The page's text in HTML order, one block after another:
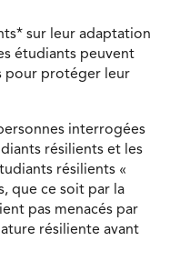
sur leur adaptation
étudiants peuvent
pour protéger leur
interrogées
résilients et les
résilients «
que ce soit par la
pas menacés par
résiliente avant